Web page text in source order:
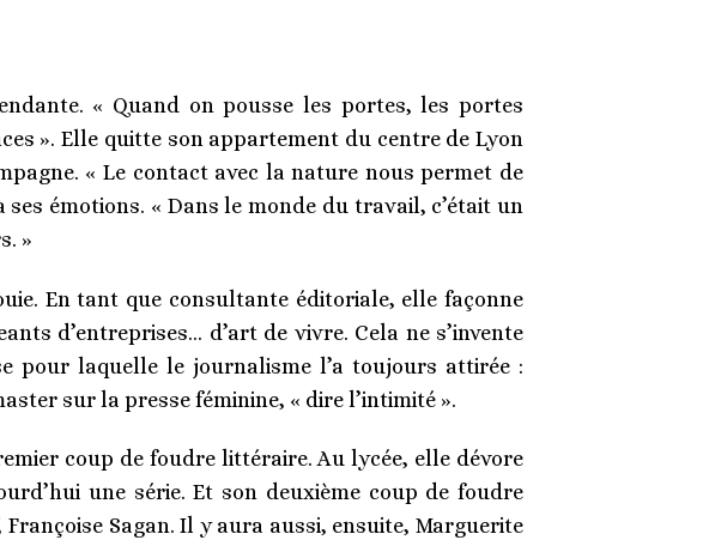
« Quand on pousse les portes, les portes
». Elle quitte son appartement du centre de Lyon
« Le contact avec la nature nous permet de
émotions. « Dans le monde du travail, c’était un
»
En tant que consultante éditoriale, elle façonne
d’entreprises… d’art de vivre. Cela ne s’invente
pour laquelle le journalisme l’a toujours attirée :
sur la presse féminine, « dire l’intimité ».
coup de foudre littéraire. Au lycée, elle dévore
une série. Et son deuxième coup de foudre
Sagan. Il y aura aussi, ensuite, Marguerite